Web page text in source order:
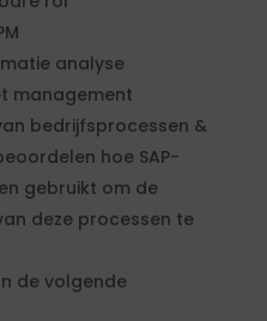
analyse
management
bedrijfsprocessen &
hoe SAP-
gebruikt om de
deze processen te
de volgende